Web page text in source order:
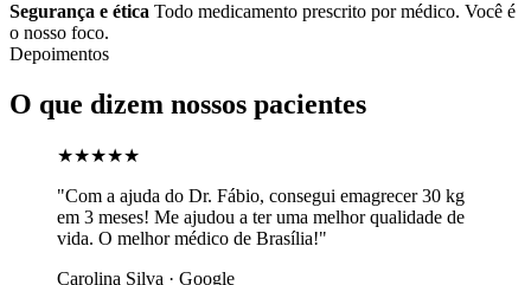
Segurança e ética Todo medicamento prescrito por médico. Você é
o nosso foco.
Depoimentos
O que dizem nossos pacientes
★★★★★
"Com a ajuda do Dr. Fábio, consegui emagrecer 30 kg
em 3 meses! Me ajudou a ter uma melhor qualidade de
vida. O melhor médico de Brasília!"
Carolina Silva · Google